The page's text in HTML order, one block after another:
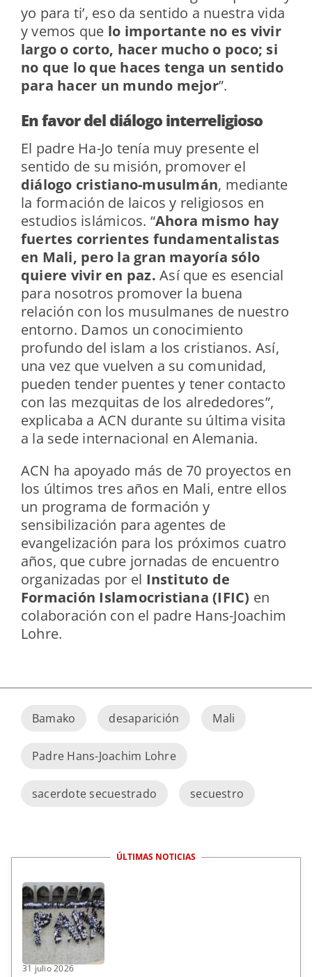
yo para ti’, eso da sentido a nuestra vida
y vemos que lo importante no es vivir
largo o corto, hacer mucho o poco; si
no que lo que haces tenga un sentido
para hacer un mundo mejor”.
En favor del diálogo interreligioso
El padre Ha-Jo tenía muy presente el
sentido de su misión, promover el
diálogo cristiano-musulmán, mediante
la formación de laicos y religiosos en
estudios islámicos. “Ahora mismo hay
fuertes corrientes fundamentalistas
en Mali, pero la gran mayoría sólo
quiere vivir en paz. Así que es esencial
para nosotros promover la buena
relación con los musulmanes de nuestro
entorno. Damos un conocimiento
profundo del islam a los cristianos. Así,
una vez que vuelven a su comunidad,
pueden tender puentes y tener contacto
con las mezquitas de los alrededores”,
explicaba a ACN durante su última visita
a la sede internacional en Alemania.
ACN ha apoyado más de 70 proyectos en
los últimos tres años en Mali, entre ellos
un programa de formación y
sensibilización para agentes de
evangelización para los próximos cuatro
años, que cubre jornadas de encuentro
organizadas por el Instituto de
Formación Islamocristiana (IFIC) en
colaboración con el padre Hans-Joachim
Lohre.
Bamako desaparición Mali
Padre Hans-Joachim Lohre
sacerdote secuestrado secuestro
ÚLTIMAS NOTICIAS
31 julio 2026